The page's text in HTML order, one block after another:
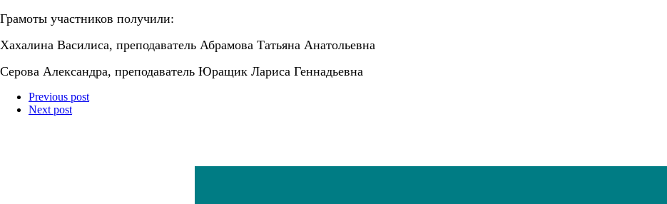
Грамоты участников получили:
Хахалина Василиса, преподаватель Абрамова Татьяна Анатольевна
Серова Александра, преподаватель Юращик Лариса Геннадьевна
Previous post
Next post